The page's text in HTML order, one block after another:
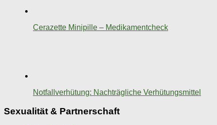
Cerazette Minipille – Medikamentcheck
Notfallverhütung: Nachträgliche Verhütungsmittel
Sexualität & Partnerschaft